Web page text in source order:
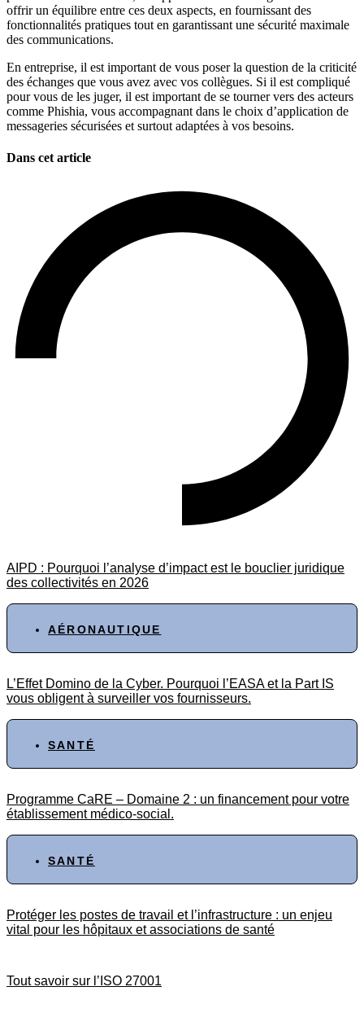
offrir un équilibre entre ces deux aspects, en fournissant des
fonctionnalités pratiques tout en garantissant une sécurité maximale
des communications.
En entreprise, il est important de vous poser la question de la criticité
des échanges que vous avez avec vos collègues. Si il est compliqué
pour vous de les juger, il est important de se tourner vers des acteurs
comme Phishia, vous accompagnant dans le choix d’application de
messageries sécurisées et surtout adaptées à vos besoins.
Dans cet article
AIPD : Pourquoi l’analyse d’impact est le bouclier juridique
des collectivités en 2026
AÉRONAUTIQUE
L’Effet Domino de la Cyber. Pourquoi l’EASA et la Part IS
vous obligent à surveiller vos fournisseurs.
SANTÉ
Programme CaRE – Domaine 2 : un financement pour votre
établissement médico-social.
SANTÉ
Protéger les postes de travail et l’infrastructure : un enjeu
vital pour les hôpitaux et associations de santé
Tout savoir sur l’ISO 27001